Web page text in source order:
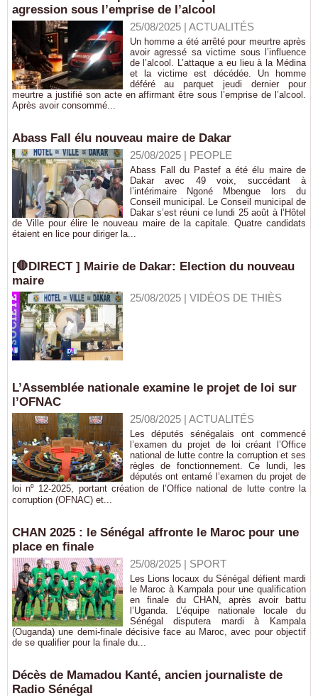
agression sous l’emprise de l’alcool
25/08/2025| ACTUALITÉS
Un homme a été arrêté pour meurtre après
avoir agressé sa victime sous l’influence
de l’alcool. L’attaque a eu lieu à la Médina
et la victime est décédée. Un homme
déféré au parquet jeudi dernier pour
meurtre a justifié son acte en affirmant être sous l’emprise de l’alcool.
Après avoir consommé...
Abass Fall élu nouveau maire de Dakar
25/08/2025| PEOPLE
Abass Fall du Pastef a été élu maire de
Dakar avec 49 voix, succédant à
l’intérimaire Ngoné Mbengue lors du
Conseil municipal. Le Conseil municipal de
Dakar s’est réuni ce lundi 25 août à l’Hôtel
de Ville pour élire le nouveau maire de la capitale. Quatre candidats
étaient en lice pour diriger la...
[🛑DIRECT ] Mairie de Dakar: Election du nouveau
maire
25/08/2025| VIDÉOS DE THIÈS
L’Assemblée nationale examine le projet de loi sur
l’OFNAC
25/08/2025| ACTUALITÉS
Les députés sénégalais ont commencé
l’examen du projet de loi créant l’Office
national de lutte contre la corruption et ses
règles de fonctionnement. Ce lundi, les
députés ont entamé l’examen du projet de
loi n⁰ 12-2025, portant création de l’Office national de lutte contre la
corruption (OFNAC) et...
CHAN 2025 : le Sénégal affronte le Maroc pour une
place en finale
25/08/2025| SPORT
Les Lions locaux du Sénégal défient mardi
le Maroc à Kampala pour une qualification
en finale du CHAN, après avoir battu
l’Uganda. L’équipe nationale locale du
Sénégal disputera mardi à Kampala
(Ouganda) une demi-finale décisive face au Maroc, avec pour objectif
de se qualifier pour la finale du...
Décès de Mamadou Kanté, ancien journaliste de
Radio Sénégal